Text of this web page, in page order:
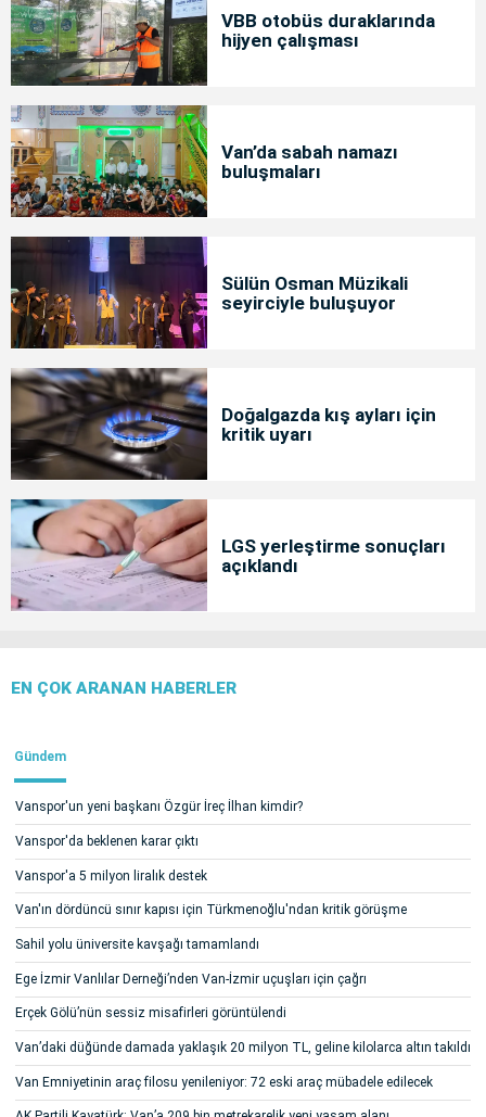
VBB otobüs duraklarında
hijyen çalışması
Van’da sabah namazı
buluşmaları
Sülün Osman Müzikali
seyirciyle buluşuyor
Doğalgazda kış ayları için
kritik uyarı
LGS yerleştirme sonuçları
açıklandı
EN ÇOK ARANAN HABERLER
Gündem
Vanspor'un yeni başkanı Özgür İreç İlhan kimdir?
Vanspor'da beklenen karar çıktı
Vanspor'a 5 milyon liralık destek
Van'ın dördüncü sınır kapısı için Türkmenoğlu'ndan kritik görüşme
Sahil yolu üniversite kavşağı tamamlandı
Ege İzmir Vanlılar Derneği’nden Van-İzmir uçuşları için çağrı
Erçek Gölü’nün sessiz misafirleri görüntülendi
Van’daki düğünde damada yaklaşık 20 milyon TL, geline kilolarca altın takıldı
Van Emniyetinin araç filosu yenileniyor: 72 eski araç mübadele edilecek